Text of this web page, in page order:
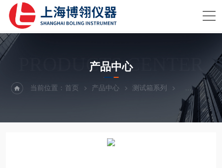
PRODUCTS CENTER
产品中心
当前位置：首页 产品中心 测试箱系列 动力电池测